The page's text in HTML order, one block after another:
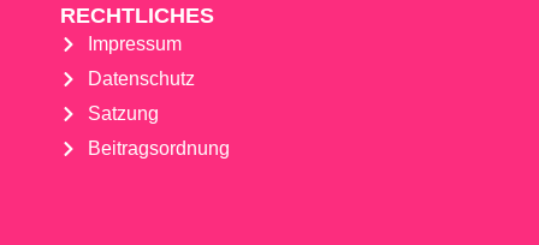
RECHTLICHES
Impressum
Datenschutz
Satzung
Beitragsordnung